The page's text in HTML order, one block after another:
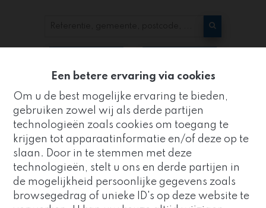
Een betere ervaring via cookies
Om u de best mogelijke ervaring te bieden,
gebruiken zowel wij als derde partijen
technologieën zoals cookies om toegang te
krijgen tot apparaatinformatie en/of deze op te
slaan. Door in te stemmen met deze
technologieën, stelt u ons en derde partijen in
de mogelijkheid persoonlijke gegevens zoals
browsegedrag of unieke ID's op deze website te
Kantoor
ZUIDRAND
Strijderstraat 8
Goed nieuws!